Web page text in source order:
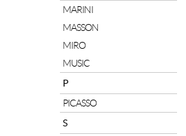
MARINI
MASSON
MIRO
MUSIC
P
PICASSO
S